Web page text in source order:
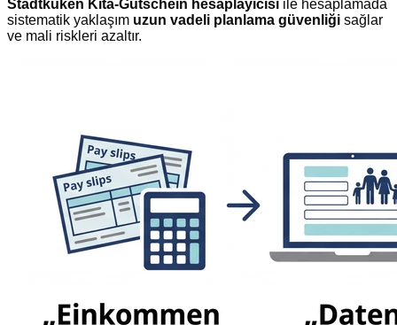
Stadtküken Kita-Gutschein hesaplayıcısı ile hesaplamada
sistematik yaklaşım uzun vadeli planlama güvenliği sağlar
ve mali riskleri azaltır.